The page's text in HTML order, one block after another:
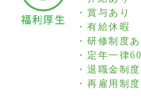
・賞与あり
・有給休暇
・研修制度あ
・定年一律
・退職金制
・再雇用制